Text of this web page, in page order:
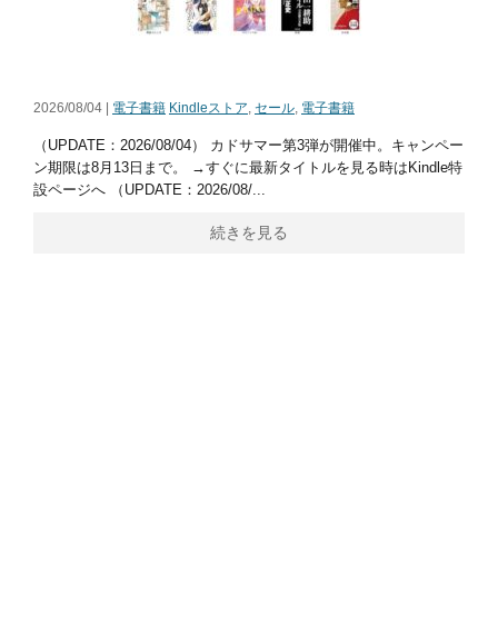
2026/08/04 | 電子書籍 Kindleストア, セール, 電子書籍
（UPDATE：2026/08/04） カドサマー第3弾が開催中。キャンペー
ン期限は8月13日まで。 →すぐに最新タイトルを見る時はKindle特
設ページへ （UPDATE：2026/08/...
続きを見る